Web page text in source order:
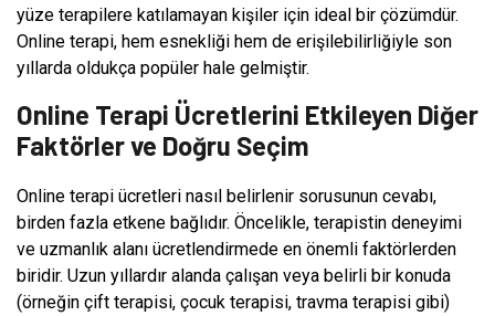
yüze terapilere katılamayan kişiler için ideal bir çözümdür.
Online terapi, hem esnekliği hem de erişilebilirliğiyle son
yıllarda oldukça popüler hale gelmiştir.
Online Terapi Ücretlerini Etkileyen Diğer
Faktörler ve Doğru Seçim
Online terapi ücretleri nasıl belirlenir sorusunun cevabı,
birden fazla etkene bağlıdır. Öncelikle, terapistin deneyimi
ve uzmanlık alanı ücretlendirmede en önemli faktörlerden
biridir. Uzun yıllardır alanda çalışan veya belirli bir konuda
(örneğin çift terapisi, çocuk terapisi, travma terapisi gibi)